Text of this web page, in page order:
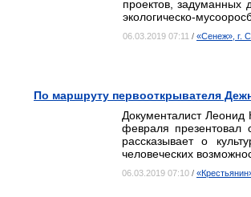
проектов,
экологическо-
06.03.2019 07:11 / «Сенеж», г.
По маршруту первооткрывателя
Документалист Леонид
февраля презентовал
рассказывает о
человеческих
06.03.2019 07:10 /